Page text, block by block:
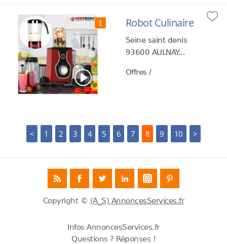
1 Robot Culinaire
Seine saint denis
93600 AULNAY...
Offres /
< 1 2 3 4 5 6 7 8 9 10 >
Copyright © (A_S) AnnoncesServices.fr
Infos AnnoncesServices.fr
Questions ? Réponses !